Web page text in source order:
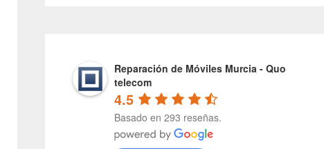
Reparación de Móviles Murcia - Quo
telecom
4.5
Basado en 293 reseñas.